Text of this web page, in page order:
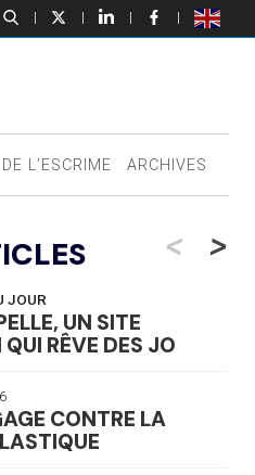
| | | |
L’ESCRIME ARCHIVES
<
JOUR
UN SITE
RÊVE DES JO
CONTRE LA
>